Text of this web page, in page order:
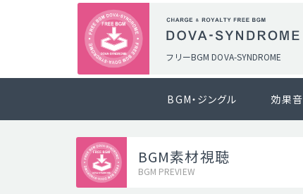
フリーBGM DOVA-SYNDROME
BGM・ジングル 効果音
BGM素材視聴
BGM PREVIEW